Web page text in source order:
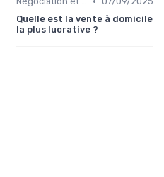
Quelle est la vente à domicile
la plus lucrative ?